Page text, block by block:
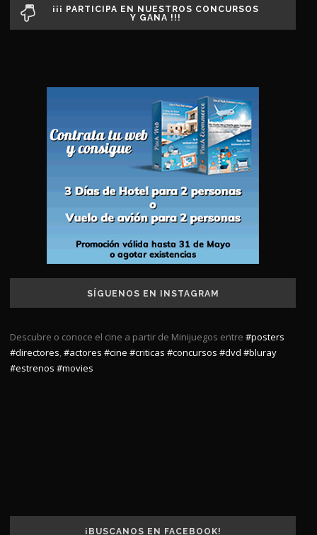
¡¡¡ PARTICIPA EN NUESTROS CONCURSOS
Y GANA !!!
SÍGUENOS EN INSTAGRAM
Descubre o conoce el cine a partir de Minijuegos entre #posters
#directores,#actores #cine #criticas #concursos #dvd #bluray
#estrenos #movies
¡BUSCANOS EN FACEBOOK!